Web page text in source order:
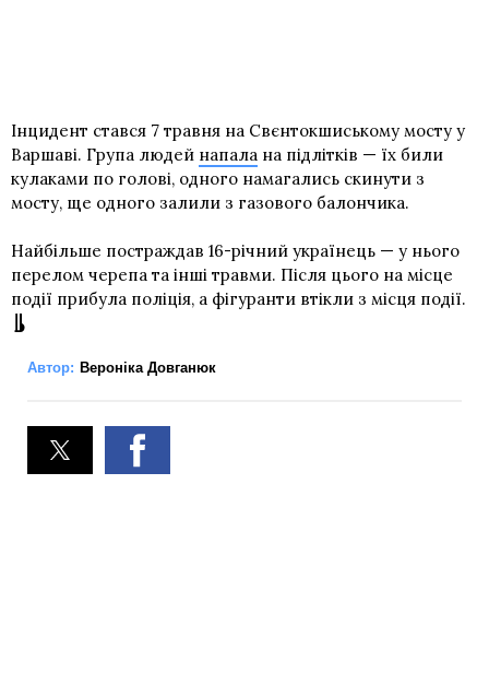
Інцидент стався 7 травня на Свєнтокшиському мосту у
Варшаві. Група людей напала на підлітків — їх били
кулаками по голові, одного намагались скинути з
мосту, ще одного залили з газового балончика.
Найбільше постраждав 16-річний українець — у нього
перелом черепа та інші травми. Після цього на місце
події прибула поліція, а фігуранти втікли з місця події.
Автор: Вероніка Довганюк